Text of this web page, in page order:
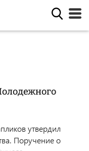
утвердил
Поручение о